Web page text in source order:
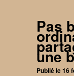
Pas
une
Publié le16